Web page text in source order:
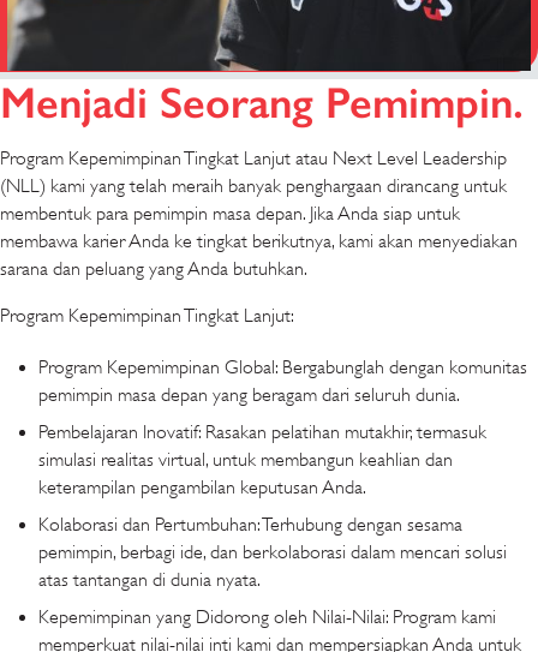
Menjadi Seorang Pemimpin.
Program Kepemimpinan Tingkat Lanjut atau Next Level Leadership
(NLL) kami yang telah meraih banyak penghargaan dirancang untuk
membentuk para pemimpin masa depan. Jika Anda siap untuk
membawa karier Anda ke tingkat berikutnya, kami akan menyediakan
sarana dan peluang yang Anda butuhkan.
Program Kepemimpinan Tingkat Lanjut:
Program Kepemimpinan Global: Bergabunglah dengan komunitas
pemimpin masa depan yang beragam dari seluruh dunia.
Pembelajaran Inovatif: Rasakan pelatihan mutakhir, termasuk
simulasi realitas virtual, untuk membangun keahlian dan
keterampilan pengambilan keputusan Anda.
Kolaborasi dan Pertumbuhan: Terhubung dengan sesama
pemimpin, berbagi ide, dan berkolaborasi dalam mencari solusi
atas tantangan di dunia nyata.
Kepemimpinan yang Didorong oleh Nilai-Nilai: Program kami
memperkuat nilai-nilai inti kami dan mempersiapkan Anda untuk